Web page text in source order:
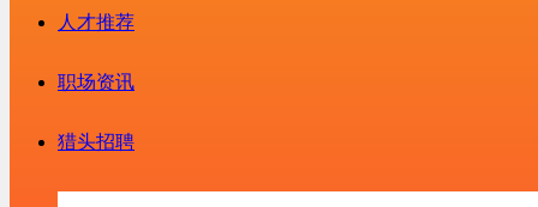
人才推荐
职场资讯
猎头招聘